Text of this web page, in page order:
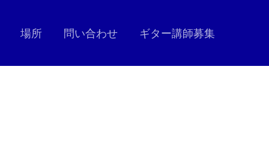
場所 問い合わせ ギター講師募集